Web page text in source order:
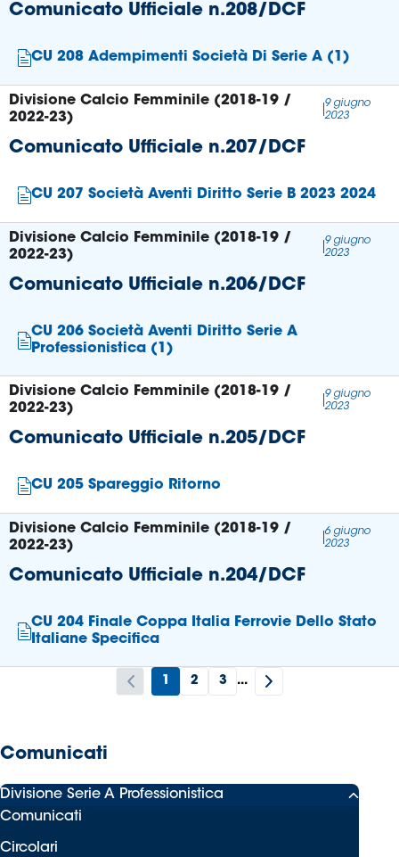
Comunicato Ufficiale n.208/DCF
CU 208 Adempimenti Società Di Serie A (1)
Comunicato Ufficiale n.207/DCF
CU 207 Società Aventi Diritto Serie B 2023 2024
Divisione Calcio Femminile (2018-19 /
2022-23)
9 giugno
2023
Comunicato Ufficiale n.206/DCF
CU 206 Società Aventi Diritto Serie A
Professionistica (1)
Divisione Calcio Femminile (2018-19 /
2022-23)
9 giugno
2023
Comunicato Ufficiale n.205/DCF
CU 205 Spareggio Ritorno
Divisione Calcio Femminile (2018-19 /
2022-23)
9 giugno
2023
Comunicato Ufficiale n.204/DCF
CU 204 Finale Coppa Italia Ferrovie Dello Stato
Italiane Specifica
Divisione Calcio Femminile (2018-19 /
2022-23)
6 giugno
2023
1 2 3 ...
Comunicati
Divisione Serie A Professionistica
Comunicati
Circolari